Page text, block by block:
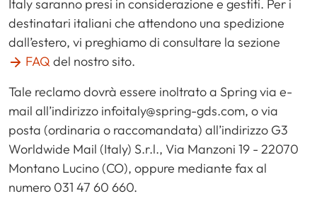
Italy saranno presi in considerazione e gestiti. Per i
destinatari italiani che attendono una spedizione
dall’estero, vi preghiamo di consultare la sezione
FAQ del nostro sito.
Tale reclamo dovrà essere inoltrato a Spring via e-
mail all’indirizzo infoitaly@spring-gds.com, o via
posta (ordinaria o raccomandata) all’indirizzo G3
Worldwide Mail (Italy) S.r.l., Via Manzoni 19 - 22070
Montano Lucino (CO), oppure mediante fax al
numero 031 47 60 660.